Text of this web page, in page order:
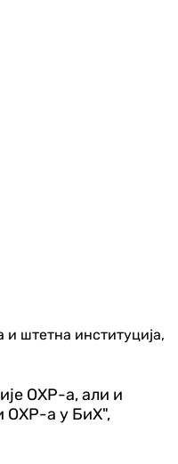
штетна институција,
ОХР-а, али и
ОХР-а у БиХ",